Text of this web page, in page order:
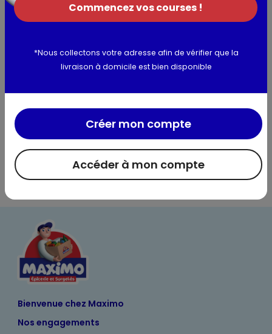
Utilisation et conservation
Bicarbonates HCO3- : 360; Sulfates SO4-- : 14; Chlorures CI-
: 10; Nitrates NO3- : 3,8; Silice SiO2 : 15; Teneur totale en sels
Informations complémentaires
Bienvenue chez Maximo
Nos engagements
Commencez vos courses !
*Nous collectons votre adresse afin de vérifier que la
livraison à domicile est bien disponible
Accéder à mon compte
Créer mon compte